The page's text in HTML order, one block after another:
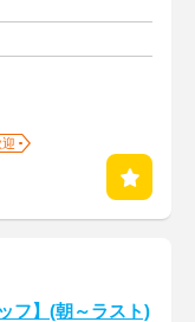
フ】(朝～ラスト)